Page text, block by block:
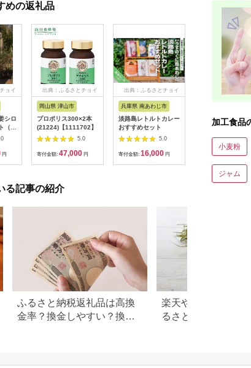
めの返礼品
ョイ
シロ
プ
健
ッ
う
円
出典：ふるさとチョイ
岡山県 津山市
プロポリス300×2本
(21224)【1111702】
5.0
寄付金額: 47,000 円
出典：ふるさとチョイ
兵庫県 南あわじ市
淡路島レトルトカレー
おすすめセット
5.0
寄付金額: 16,000 円
A01-771 黄色い
き「庄内恵巻」
個 糖みつ・青き
付き
5.0
寄付金額:12,500円
る記事の紹介
ふるさと納税返礼品は高換
金率？換金しやすい？換金
楽天やふるなびで人
るさと納税「3,000
加工食品
小麦粉
ジャム